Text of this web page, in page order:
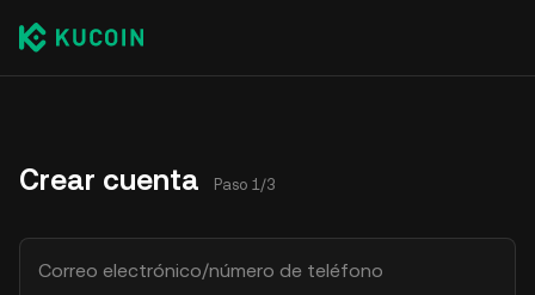
Crear cuenta Paso 1/3
Correo electrónico/número de teléfono